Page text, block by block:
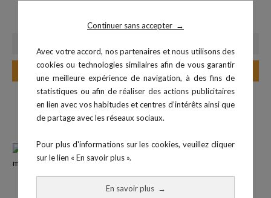
Continuer sans accepter →
Avec votre accord, nos partenaires et nous utilisons des
cookies ou technologies similaires afin de vous garantir
une meilleure expérience de navigation, à des fins de
statistiques ou afin de réaliser des actions publicitaires
en lien avec vos habitudes et centres d’intérêts ainsi que
de partage avec les réseaux sociaux.
Pour plus d'informations sur les cookies, veuillez cliquer
sur le lien « En savoir plus ».
En savoir plus →
Ajouter au panier
44,90 €
Ajouter au panier